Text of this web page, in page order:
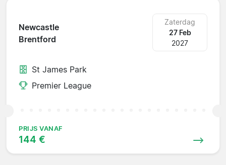
Newcastle
Brentford
Zaterdag
27 Feb
2027
St James Park
Premier League
PRIJS VANAF
144 €